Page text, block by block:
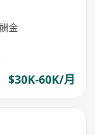
金
$30K-60K/月